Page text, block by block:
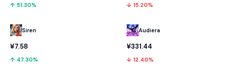
↑ 51.30%
Siren
¥7.58
↑ 47.30%
↓ 15.20%
Audiera
¥331.44
↓ 12.40%